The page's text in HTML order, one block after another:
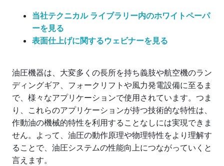
当社テクニカル ライブラリー内のホワイトペーパ
ーを見る
表面仕上げに関するウェビナーを見る
油圧機器は、大変多くの長所を持ち義肢や航空機のラン
ディングギア、フォークリフトや風力発電設備に至るま
で、様々なアプリケーションで使用されています。つま
り、これらのアプリケーションが持つ技術的な特性は、
作動油の機械的特性を利用することなしには実現できま
せん。よって、油圧の動作原理や物理特性をより理解す
ることで、油圧システムの性能向上につながっていくと
言えます。